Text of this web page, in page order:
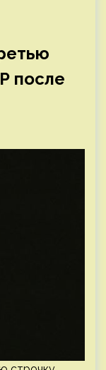
после